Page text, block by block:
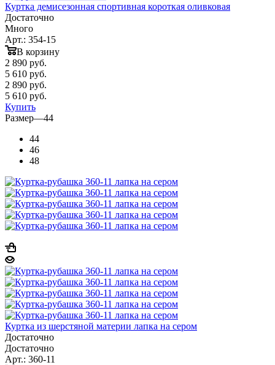
Куртка демисезонная спортивная короткая оливковая
Достаточно
Много
Арт.: 354-15
В корзину
2 890 руб.
5 610 руб.
2 890 руб.
5 610 руб.
Купить
Размер—44
44
46
48
Куртка из шерстяной материи лапка на сером
Достаточно
Достаточно
Арт.: 360-11